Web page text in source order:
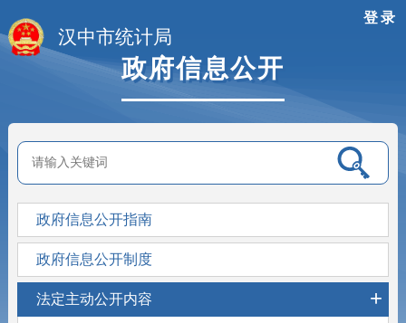
登录
汉中市统计局
政府信息公开
政府信息公开指南
政府信息公开制度
法定主动公开内容 +